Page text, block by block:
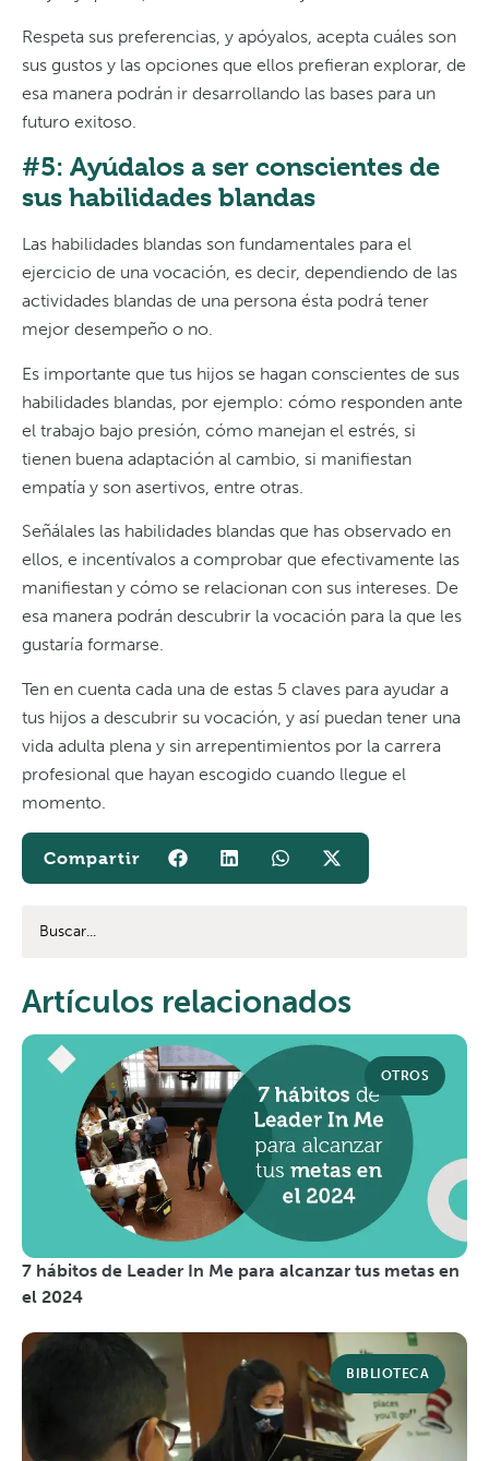
Respeta sus preferencias, y apóyalos, acepta cuáles son
sus gustos y las opciones que ellos prefieran explorar, de
esa manera podrán ir desarrollando las bases para un
futuro exitoso.
#5: Ayúdalos a ser conscientes de
sus habilidades blandas
Las habilidades blandas son fundamentales para el
ejercicio de una vocación, es decir, dependiendo de las
actividades blandas de una persona ésta podrá tener
mejor desempeño o no.
Es importante que tus hijos se hagan conscientes de sus
habilidades blandas, por ejemplo: cómo responden ante
el trabajo bajo presión, cómo manejan el estrés, si
tienen buena adaptación al cambio, si manifiestan
empatía y son asertivos, entre otras.
Señálales las habilidades blandas que has observado en
ellos, e incentívalos a comprobar que efectivamente las
manifiestan y cómo se relacionan con sus intereses. De
esa manera podrán descubrir la vocación para la que les
gustaría formarse.
Ten en cuenta cada una de estas 5 claves para ayudar a
tus hijos a descubrir su vocación, y así puedan tener una
vida adulta plena y sin arrepentimientos por la carrera
profesional que hayan escogido cuando llegue el
momento.
Artículos relacionados
OTROS
7 hábitos de Leader In Me para alcanzar tus metas en
el 2024
BIBLIOTECA